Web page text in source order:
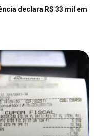
declara R$ 33 mil em